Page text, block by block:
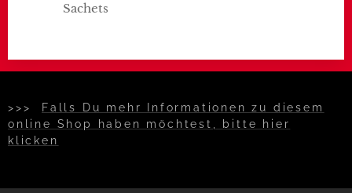
Sachets
>>>
Falls Du mehr Informationen zu diesem
online Shop haben möchtest, bitte hier
klicken